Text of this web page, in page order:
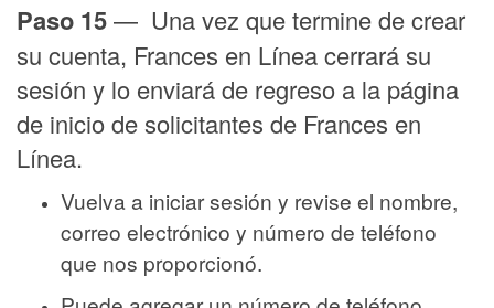
Paso 15— Una vez que termine de crear
su cuenta, Frances en Línea cerrará su
sesión y lo enviará de regreso a la página
de inicio de solicitantes de Frances en
Línea.
Vuelva a iniciar sesión y revise el nombre,
correo electrónico y número de teléfono
que nos proporcionó.